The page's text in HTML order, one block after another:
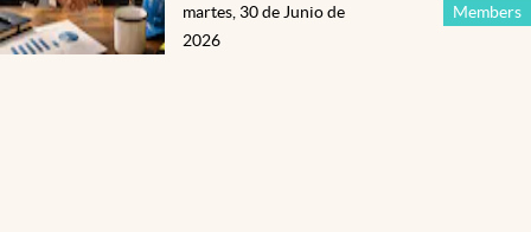
Members
martes, 30 de Junio de
2026